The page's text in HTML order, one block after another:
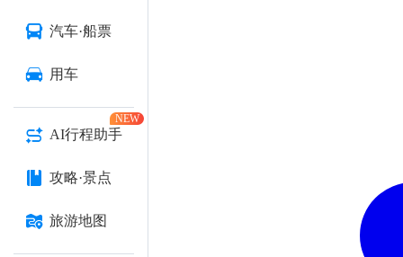
汽车·船票
用车
AI行程助手
NEW
攻略·景点
旅游地图